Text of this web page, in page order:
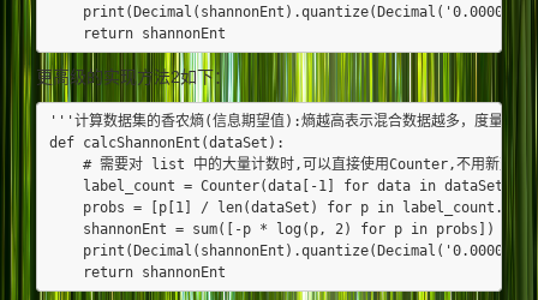
更高级的实现方法2如下：
'''计算数据集的香农熵(信息期望值):熵越高表示混合数据越多，度量数
def calcShannonEnt(dataSet):
# 需要对 list 中的大量计数时,可以直接使用Counter,不用新建字
label_count = Counter(data[-1] for data in dataSet) #
probs = [p[1] / len(dataSet) for p in
shannonEnt = sum([-p * log(p, 2) for p in probs]) # 计